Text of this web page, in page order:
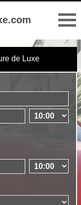
de Luxe